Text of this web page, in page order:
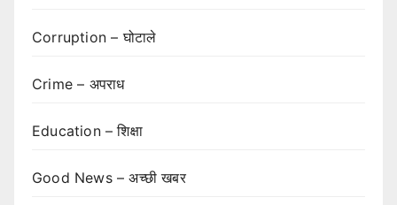
Corruption – घोटाले
Crime – अपराध
Education – शिक्षा
Good News – अच्छी खबर